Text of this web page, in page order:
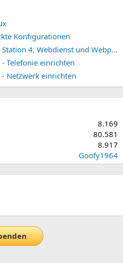
Konfigurationen
Synology DSM 7.2/7.3, Web Station 4, Webdienst und Webportal erstellen (ehemals vHost)
Telefonie einrichten
Netzwerk einrichten
8.169
80.581
8.917
Goofy1964